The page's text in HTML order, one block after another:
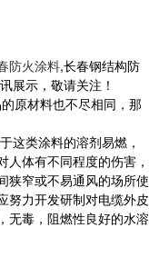
防火涂料,长春钢结构防
展示，敬请关注！
原材料也不尽相同，那
这类涂料的溶剂易燃，
体有不同程度的伤害，
狭窄或不易通风的场所使
努力开发研制对电缆外皮
无毒，阻燃性良好的水溶